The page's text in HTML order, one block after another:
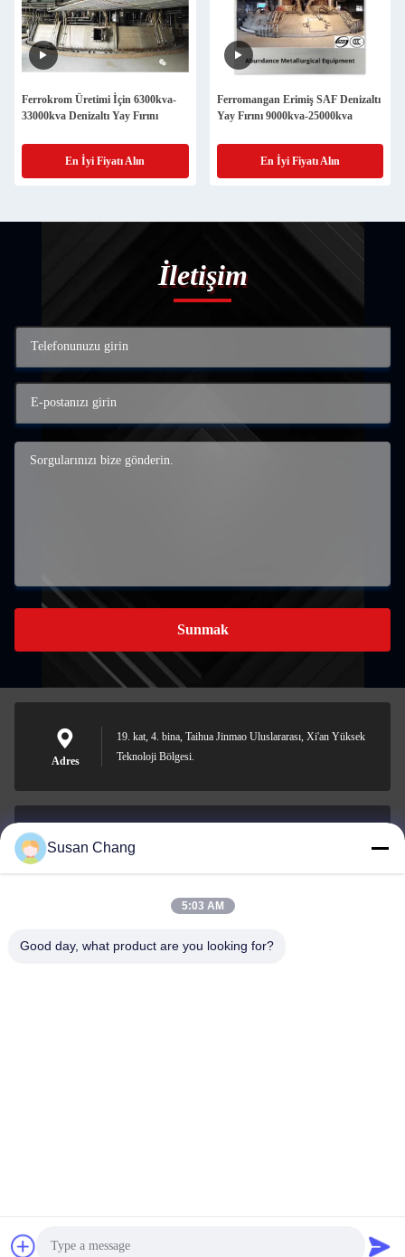
Ferrokrom Üretimi İçin 6300kva-
33000kva Denizaltı Yay Fırını
En İyi Fiyatı Alın
Ferromangan Erimiş SAF Denizaltı
Yay Fırını 9000kva-25000kva
En İyi Fiyatı Alın
İletişim
Sunmak
Adres
19. kat, 4. bina, Taihua Jinmao Uluslararası, Xi'an Yüksek
Teknoloji Bölgesi.
Susan@aeaxa.com
0086-13991372145
Xi'an Abundance Metallurgical Equipment Co., Ltd.
Susan Chang
5:03 AM
Good day, what product are you looking for?